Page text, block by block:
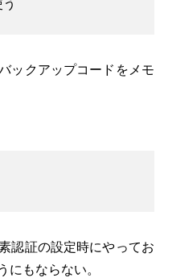
ックアップコードをメモ
認証の設定時にやってお
にもならない。